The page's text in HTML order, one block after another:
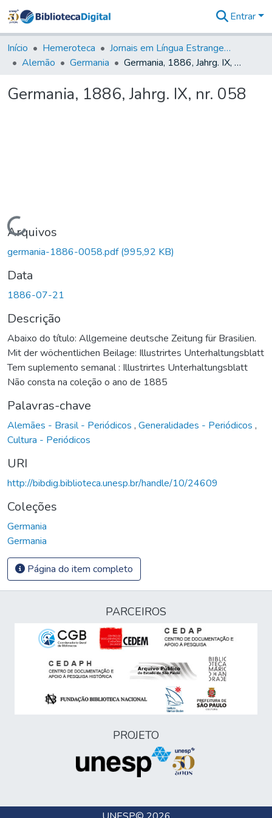
&
Coleções
Tudo na
Digital
Entrar
Início Hemeroteca
Jornais em Língua Estrangeira
Alemão
Germania Germania, 1886, Jahrg. IX, nr. 058
Germania, 1886, Jahrg. IX, nr. 058
Carregando...
Arquivos
germania-1886-0058.pdf(995,92 KB)
Data
1886-07-21
Descrição
Abaixo do título: Allgemeine deutsche Zeitung für Brasilien.
Mit der wöchentlichen Beilage: Illustrirtes Unterhaltungsblatt
Tem suplemento semanal : Illustrirtes Unterhaltungsblatt
Não consta na coleção o ano de 1885
Palavras-chave
Alemães - Brasil - Periódicos , Generalidades - Periódicos ,
Cultura - Periódicos
URI
http://bibdig.biblioteca.unesp.br/handle/10/24609
Coleções
Germania
Germania
Página do item completo
PARCEIROS
PROJETO